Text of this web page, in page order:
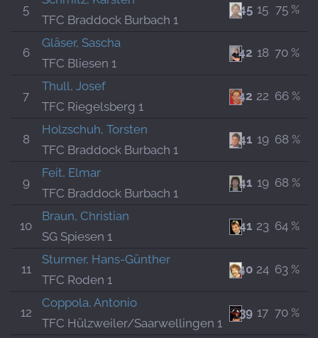
5
TFC Braddock Burbach 1
45 15 75 %
6
Gläser, Sascha
TFC Bliesen 1
42 18 70 %
7
Thull, Josef
TFC Riegelsberg 1
42 22 66 %
8
Holzschuh, Torsten
TFC Braddock Burbach 1
41 19 68 %
9
Feit, Elmar
TFC Braddock Burbach 1
41 19 68 %
10
Braun, Christian
SG Spiesen 1
41 23 64 %
11
Sturmer, Hans-Günther
TFC Roden 1
40 24 63 %
12
Coppola, Antonio
TFC Hülzweiler/Saarwellingen 1
39 17 70 %